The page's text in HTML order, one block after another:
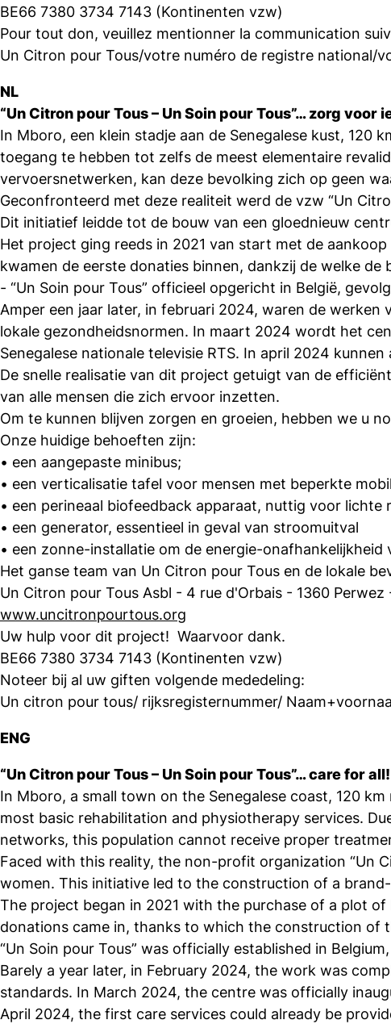
BE66 7380 3734 7143 (Kontinenten vzw)
Pour tout don, veuillez mentionner la communication
Un Citron pour Tous/votre numéro de registre national/
NL
“Un Citron pour Tous – Un Soin pour Tous”… zorg voor
In Mboro, een klein stadje aan de Senegalese kust, 120
toegang te hebben tot zelfs de meest elementaire
vervoersnetwerken, kan deze bevolking zich op geen
Geconfronteerd met deze realiteit werd de vzw “Un
Dit initiatief leidde tot de bouw van een gloednieuw
Het project ging reeds in 2021 van start met de
kwamen de eerste donaties binnen, dankzij de welke
- “Un Soin pour Tous” officieel opgericht in België,
Amper een jaar later, in februari 2024, waren de
lokale gezondheidsnormen. In maart 2024 wordt het
Senegalese nationale televisie RTS. In april 2024
De snelle realisatie van dit project getuigt van de
van alle mensen die zich ervoor inzetten.
Om te kunnen blijven zorgen en groeien, hebben we u
Onze huidige behoeften zijn:
• een aangepaste minibus;
• een verticalisatie tafel voor mensen met beperkte
• een perineaal biofeedback apparaat, nuttig voor lichte
• een generator, essentieel in geval van stroomuitval
• een zonne-installatie om de energie-
Het ganse team van Un Citron pour Tous en de lokale
Un Citron pour Tous Asbl - 4 rue d'Orbais - 1360 Perwez
www.uncitronpourtous.org
Uw hulp voor dit project! Waarvoor dank.
BE66 7380 3734 7143 (Kontinenten vzw)
Noteer bij al uw giften volgende mededeling:
Un citron pour tous/ rijksregisternummer/
ENG
“Un Citron pour Tous – Un Soin pour Tous”… care for all!
In Mboro, a small town on the Senegalese coast, 120
most basic rehabilitation and physiotherapy services.
networks, this population cannot receive proper
Faced with this reality, the non-profit organization “Un
women. This initiative led to the construction of a
The project began in 2021 with the purchase of a plot
donations came in, thanks to which the construction of
“Un Soin pour Tous” was officially established in
Barely a year later, in February 2024, the work was
standards. In March 2024, the centre was officially
April 2024, the first care services could already be